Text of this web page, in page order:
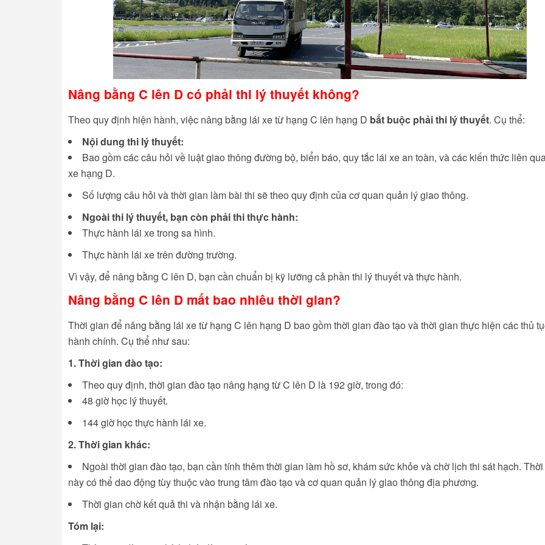
Nâng bằng C lên D có phải thi lý thuyết không?
Theo quy định hiện hành, việc nâng bằng lái xe từ hạng C lên hạng D bắt buộc phải thi lý thuyết. Cụ thể:
Nội dung thi lý thuyết:
Bao gồm các câu hỏi về luật giao thông đường bộ, biển báo, quy tắc lái xe an toàn, và các kiến thức liên
xe hạng D.
Số lượng câu hỏi và thời gian làm bài thi sẽ theo quy định của cơ quan quản lý giao thông.
Ngoài thi lý thuyết, bạn còn phải thi thực hành:
Thực hành lái xe trong sa hình.
Thực hành lái xe trên đường trường.
Vì vậy, để nâng bằng C lên D, bạn cần chuẩn bị kỹ lưỡng cả phần thi lý thuyết và thực hành.
Nâng bằng C lên D mất bao nhiêu thời gian?
Thời gian để nâng bằng lái xe từ hạng C lên hạng D bao gồm thời gian đào tạo và thời gian thực hiện các thủ
hành chính. Cụ thể như sau:
1. Thời gian đào tạo:
Theo quy định, thời gian đào tạo nâng hạng từ C lên D là 192 giờ, trong đó:
48 giờ học lý thuyết.
144 giờ học thực hành lái xe.
2. Thời gian khác:
Ngoài thời gian đào tạo, bạn cần tính thêm thời gian làm hồ sơ, khám sức khỏe và chờ lịch thi sát hạch.
này có thể dao động tùy thuộc vào trung tâm đào tạo và cơ quan quản lý giao thông địa phương.
Thời gian chờ kết quả thi và nhận bằng lái xe.
Tóm lại: